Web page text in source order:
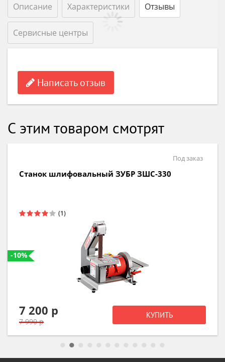
Описание Характеристики Отзывы
Сервисные центры
Написать отзыв
С этим товаром смотрят
Под заказ
Станок шлифовальный барабанный BELMASH
119 990 р КУПИТЬ